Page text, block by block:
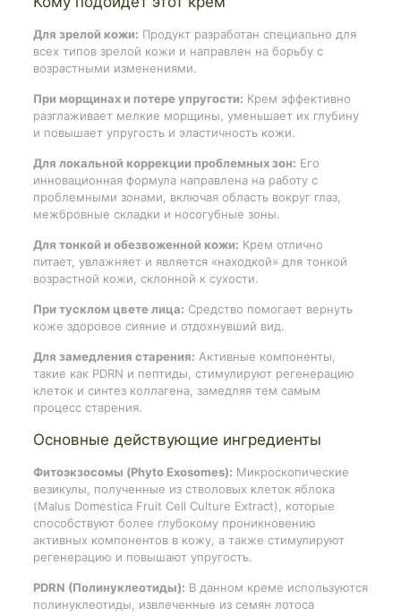
Для зрелой кожи: Продукт разработан специально для
всех типов зрелой кожи и направлен на борьбу с
возрастными изменениями.
При морщинах и потере упругости: Крем эффективно
разглаживает мелкие морщины, уменьшает их глубину
и повышает упругость и эластичность кожи.
Для локальной коррекции проблемных зон: Его
инновационная формула направлена на работу с
проблемными зонами, включая область вокруг глаз,
межбровные складки и носогубные зоны.
Для тонкой и обезвоженной кожи: Крем отлично
питает, увлажняет и является «находкой» для тонкой
возрастной кожи, склонной к сухости.
При тусклом цвете лица: Средство помогает вернуть
коже здоровое сияние и отдохнувший вид.
Для замедления старения: Активные компоненты,
такие как PDRN и пептиды, стимулируют регенерацию
клеток и синтез коллагена, замедляя тем самым
процесс старения.
Основные действующие ингредиенты
Фитоэкзосомы (Phyto Exosomes): Микроскопические
везикулы, полученные из стволовых клеток яблока
(Malus Domestica Fruit Cell Culture Extract), которые
способствуют более глубокому проникновению
активных компонентов в кожу, а также стимулируют
регенерацию и повышают упругость.
PDRN (Полинуклеотиды): В данном креме используются
полинуклеотиды, извлеченные из семян лотоса